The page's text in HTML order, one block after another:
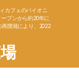
カフェのパイオニ
プンから約20年に
開発により、2022